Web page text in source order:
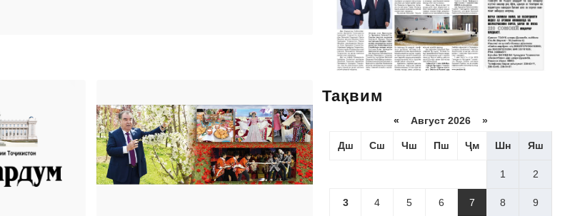
Тақвим
« Август 2026 »
Дш Сш Чш Пш Ҷм Шн Яш
1 2
3 4 5 6 7 8 9